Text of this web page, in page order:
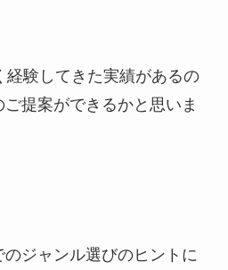
経験してきた実績があるの
提案ができるかと思いま
ジャンル選びのヒントに